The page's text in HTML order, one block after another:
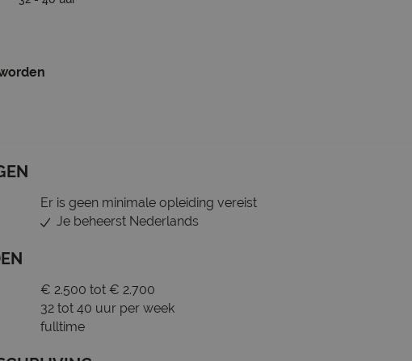
Er is geen minimale opleiding vereist
Je beheerst Nederlands
€ 2.500 tot € 2.700
32 tot 40 uur per week
fulltime